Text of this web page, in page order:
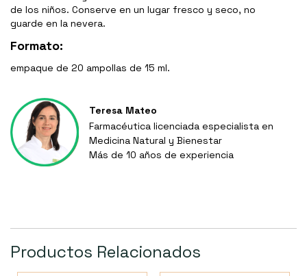
de los niños. Conserve en un lugar fresco y seco, no
guarde en la nevera.
Formato:
empaque de 20 ampollas de 15 ml.
Teresa Mateo
Farmacéutica licenciada especialista en
Medicina Natural y Bienestar
Más de 10 años de experiencia
Productos Relacionados